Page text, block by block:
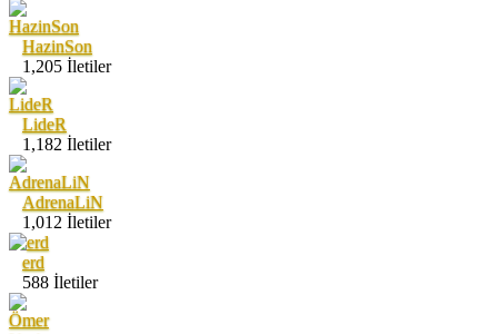
HazinSon
1,205 İletiler
LideR
1,182 İletiler
AdrenaLiN
1,012 İletiler
erd
588 İletiler